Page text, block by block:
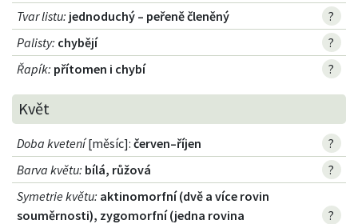
Tvar listu: jednoduchý – peřeně členěný
?
Palisty: chybějí
?
Řapík: přítomen i chybí ?
Květ
Doba kvetení[měsíc]: červen–říjen
?
Barva květu: bílá, růžová
?
Symetrie květu: aktinomorfní (dvě a více rovin
souměrnosti), zygomorfní (jedna rovina
?